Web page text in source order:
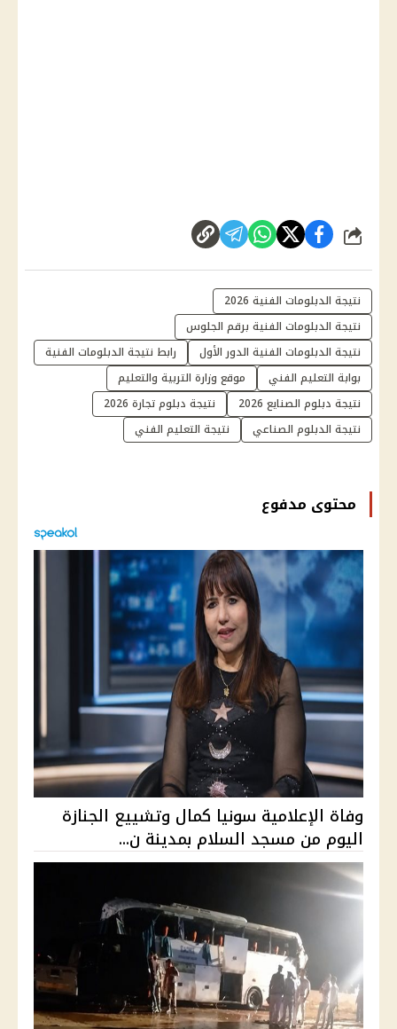
شارك
نتيجة الدبلومات الفنية 2026
نتيجة الدبلومات الفنية برقم الجلوس
نتيجة الدبلومات الفنية الدور الأول
رابط نتيجة الدبلومات الفنية
بوابة التعليم الفني
موقع وزارة التربية والتعليم
نتيجة دبلوم الصنايع 2026
نتيجة دبلوم تجارة 2026
نتيجة الدبلوم الصناعي
نتيجة التعليم الفني
محتوى مدفوع
وفاة الإعلامية سونيا كمال وتشييع الجنازة
اليوم من مسجد السلام بمدينة ن...